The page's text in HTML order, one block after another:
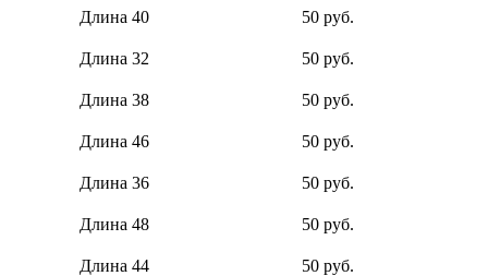
Длина 40
50 руб.
Длина 32 50 руб.
Длина 38 50 руб.
Длина 46 50 руб.
Длина 36 50 руб.
Длина 48 50 руб.
Длина 44 50 руб.